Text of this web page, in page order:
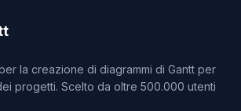
la creazione di diagrammi di Gantt per
progetti. Scelto da oltre 500.000 utenti